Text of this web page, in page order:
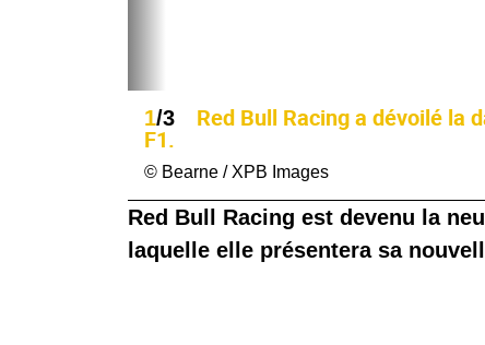
1/3 Red Bull Racing a dévoilé la
F1.
© Bearne / XPB Images
Red Bull Racing est devenu la
laquelle elle présentera sa